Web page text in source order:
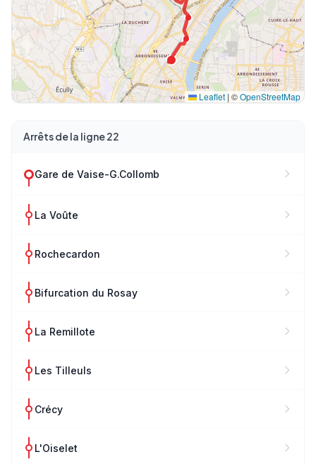
Arrêts de la ligne 22
Gare de Vaise-G.Collomb
La Voûte
Rochecardon
Bifurcation du Rosay
La Remillote
Les Tilleuls
Crécy
L'Oiselet
Leaflet | ©OpenStreetMap